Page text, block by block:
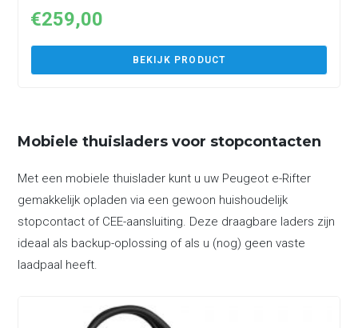
€259,00
BEKIJK PRODUCT
Mobiele thuisladers voor stopcontacten
Met een mobiele thuislader kunt u uw Peugeot e-Rifter
gemakkelijk opladen via een gewoon huishoudelijk
stopcontact of CEE-aansluiting. Deze draagbare laders zijn
ideaal als backup-oplossing of als u (nog) geen vaste
laadpaal heeft.